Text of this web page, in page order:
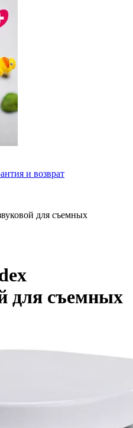
и возврат
для съемных
для съемных